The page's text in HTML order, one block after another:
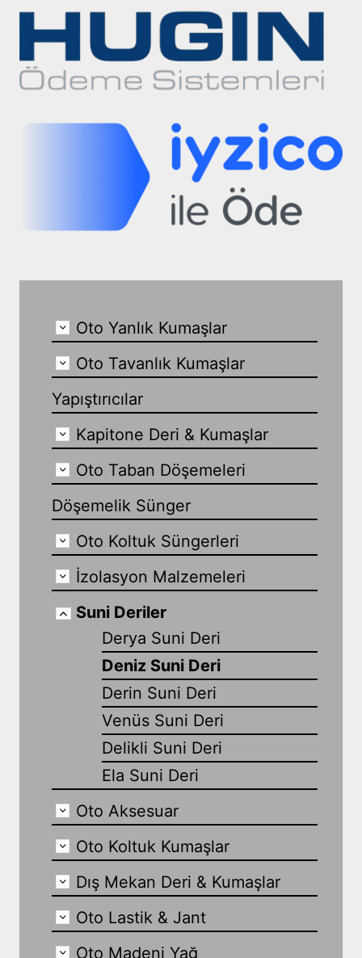
Oto Yanlık Kumaşlar
Oto Tavanlık Kumaşlar
Yapıştırıcılar
Kapitone Deri & Kumaşlar
Oto Taban Döşemeleri
Döşemelik Sünger
Oto Koltuk Süngerleri
İzolasyon Malzemeleri
Suni Deriler
Derya Suni Deri
Deniz Suni Deri
Derin Suni Deri
Venüs Suni Deri
Delikli Suni Deri
Ela Suni Deri
Oto Aksesuar
Oto Koltuk Kumaşlar
Dış Mekan Deri & Kumaşlar
Oto Lastik & Jant
Oto Madeni Yağ